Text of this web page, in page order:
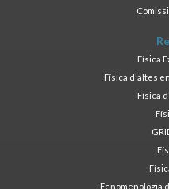
Física
Física d'altes
Física
Fenomenologia